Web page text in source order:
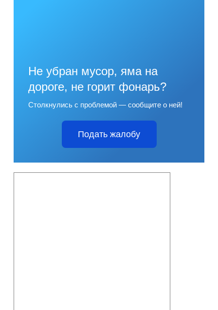
Не убран мусор, яма на
дороге, не горит фонарь?
Столкнулись с проблемой — сообщите о ней!
Подать жалобу